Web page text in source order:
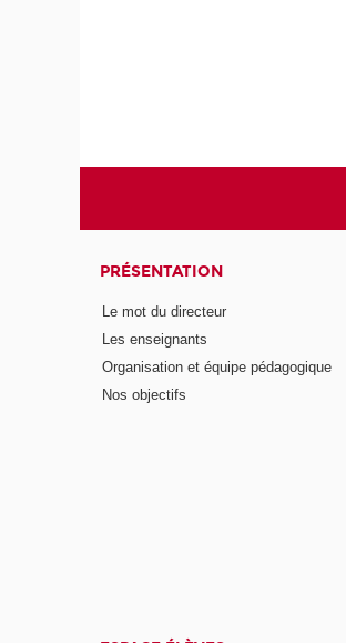
PRÉSENTATION
Le mot du directeur
Les enseignants
Organisation et équipe pédagogique
Nos objectifs